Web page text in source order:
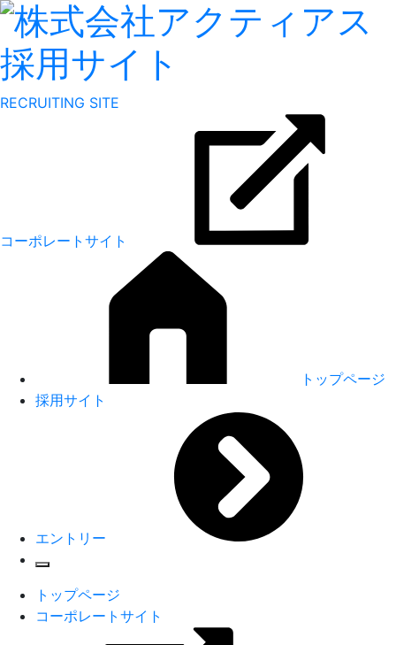
RECRUITING SITE
コーポレートサイト
トップページ
採用サイト
エントリー
トップページ
コーポレートサイト